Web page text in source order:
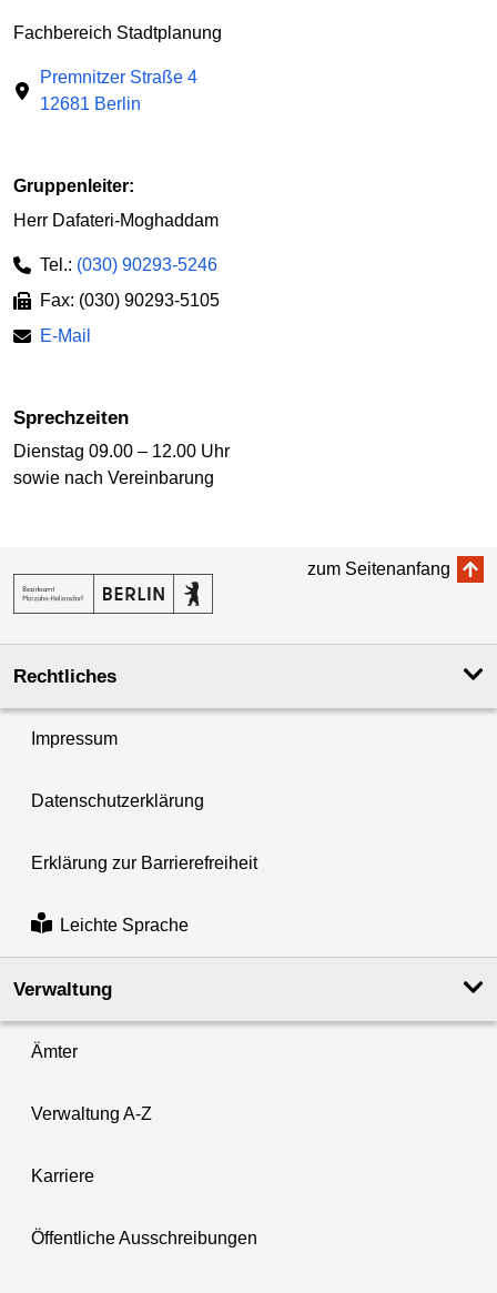
Fachbereich Stadtplanung
Premnitzer Straße 4
12681 Berlin
Gruppenleiter:
Herr Dafateri-Moghaddam
Tel.: (030) 90293-5246
Fax: (030) 90293-5105
E-Mail
Sprechzeiten
Dienstag 09.00 – 12.00 Uhr
sowie nach Vereinbarung
zum Seitenanfang
Rechtliches
Impressum
Datenschutzerklärung
Erklärung zur Barrierefreiheit
Leichte Sprache
Verwaltung
Ämter
Verwaltung A-Z
Karriere
Öffentliche Ausschreibungen